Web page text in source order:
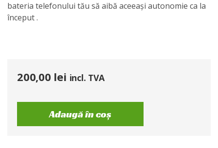
bateria telefonului tău să aibă aceeași autonomie ca la
început .
200,00 lei incl. TVA
Adaugă în coș